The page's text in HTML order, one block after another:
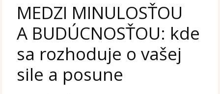
MEDZI MINULOSŤOU
A BUDÚCNOSŤOU: kde
sa rozhoduje o vašej
sile a posune